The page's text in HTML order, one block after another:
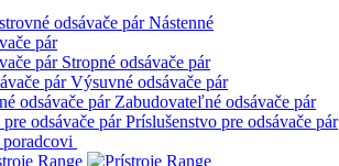
Nástenné
pár
Stropné odsávače pár
Výsuvné odsávače pár
Zabudovateľné odsávače pár
Príslušenstvo pre odsávače pár
Range